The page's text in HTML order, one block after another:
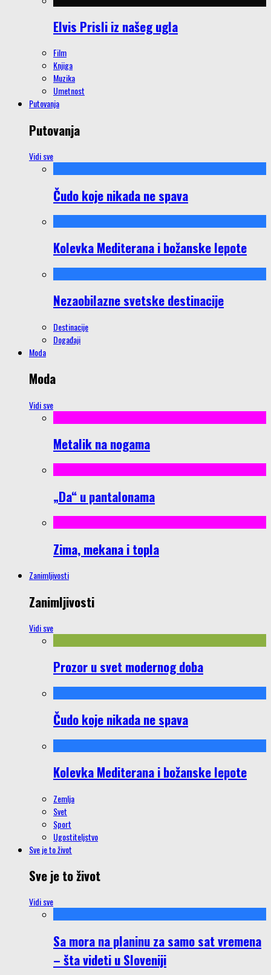
Elvis Prisli iz našeg ugla
Film
Knjiga
Muzika
Umetnost
Putovanja
Putovanja
Vidi sve
Čudo koje nikada ne spava
Kolevka Mediterana i božanske lepote
Nezaobilazne svetske destinacije
Destinacije
Događaji
Moda
Moda
Vidi sve
Metalik na nogama
„Da“ u pantalonama
Zima, mekana i topla
Zanimljivosti
Zanimljivosti
Vidi sve
Prozor u svet modernog doba
Čudo koje nikada ne spava
Kolevka Mediterana i božanske lepote
Zemlja
Svet
Sport
Ugostiteljstvo
Sve je to život
Sve je to život
Vidi sve
Sa mora na planinu za samo sat vremena
– šta videti u Sloveniji